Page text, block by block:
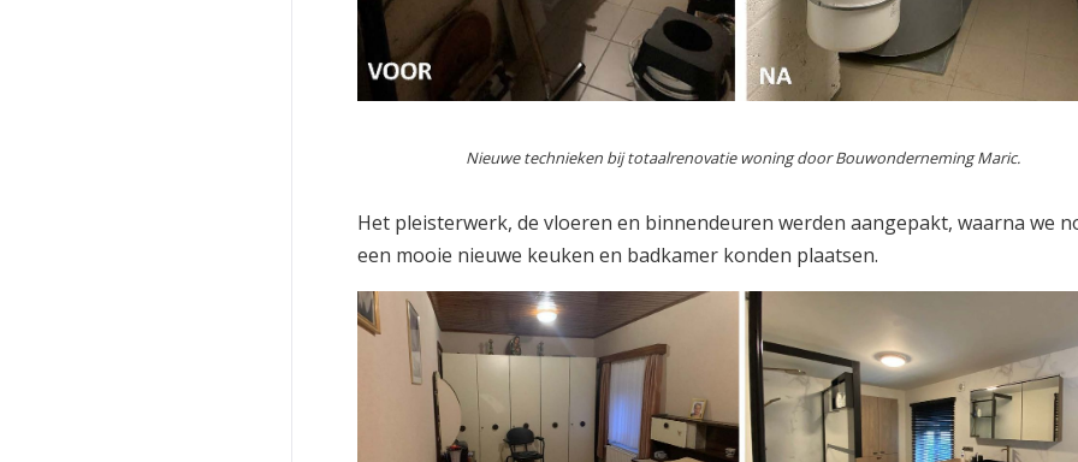
Nieuwe technieken bij totaalrenovatie woning door Bouwonderneming Maric.
Het pleisterwerk, de vloeren en binnendeuren werden aangepakt, waarna we
een mooie nieuwe keuken en badkamer konden plaatsen.